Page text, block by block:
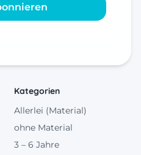
Kategorien
Allerlei (Material)
ohne Material
3 – 6 Jahre